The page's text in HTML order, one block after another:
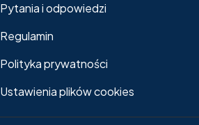
Pytania i odpowiedzi
Regulamin
Polityka prywatności
Ustawienia plików cookies